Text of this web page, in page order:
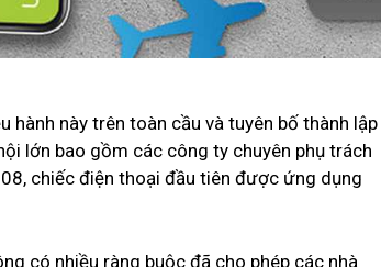
này trên toàn cầu và tuyên bố thành lập
lớn bao gồm các công ty chuyên phụ trách
chiếc điện thoại đầu tiên được ứng dụng
có nhiều ràng buộc đã cho phép các nhà